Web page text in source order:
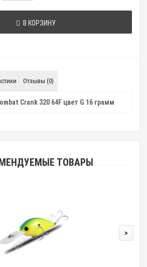
В КОРЗИНУ
Отзывы (0)
Crank 320 64F цвет G 16 грамм
ТОВАРЫ
>